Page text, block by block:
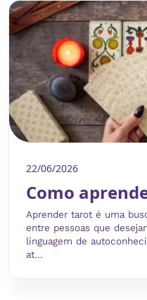
22/06/2026
Como
Aprender tarot é uma
entre pessoas que
linguagem de
at...